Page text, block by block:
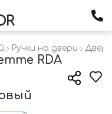
Ручки на двери
RDA